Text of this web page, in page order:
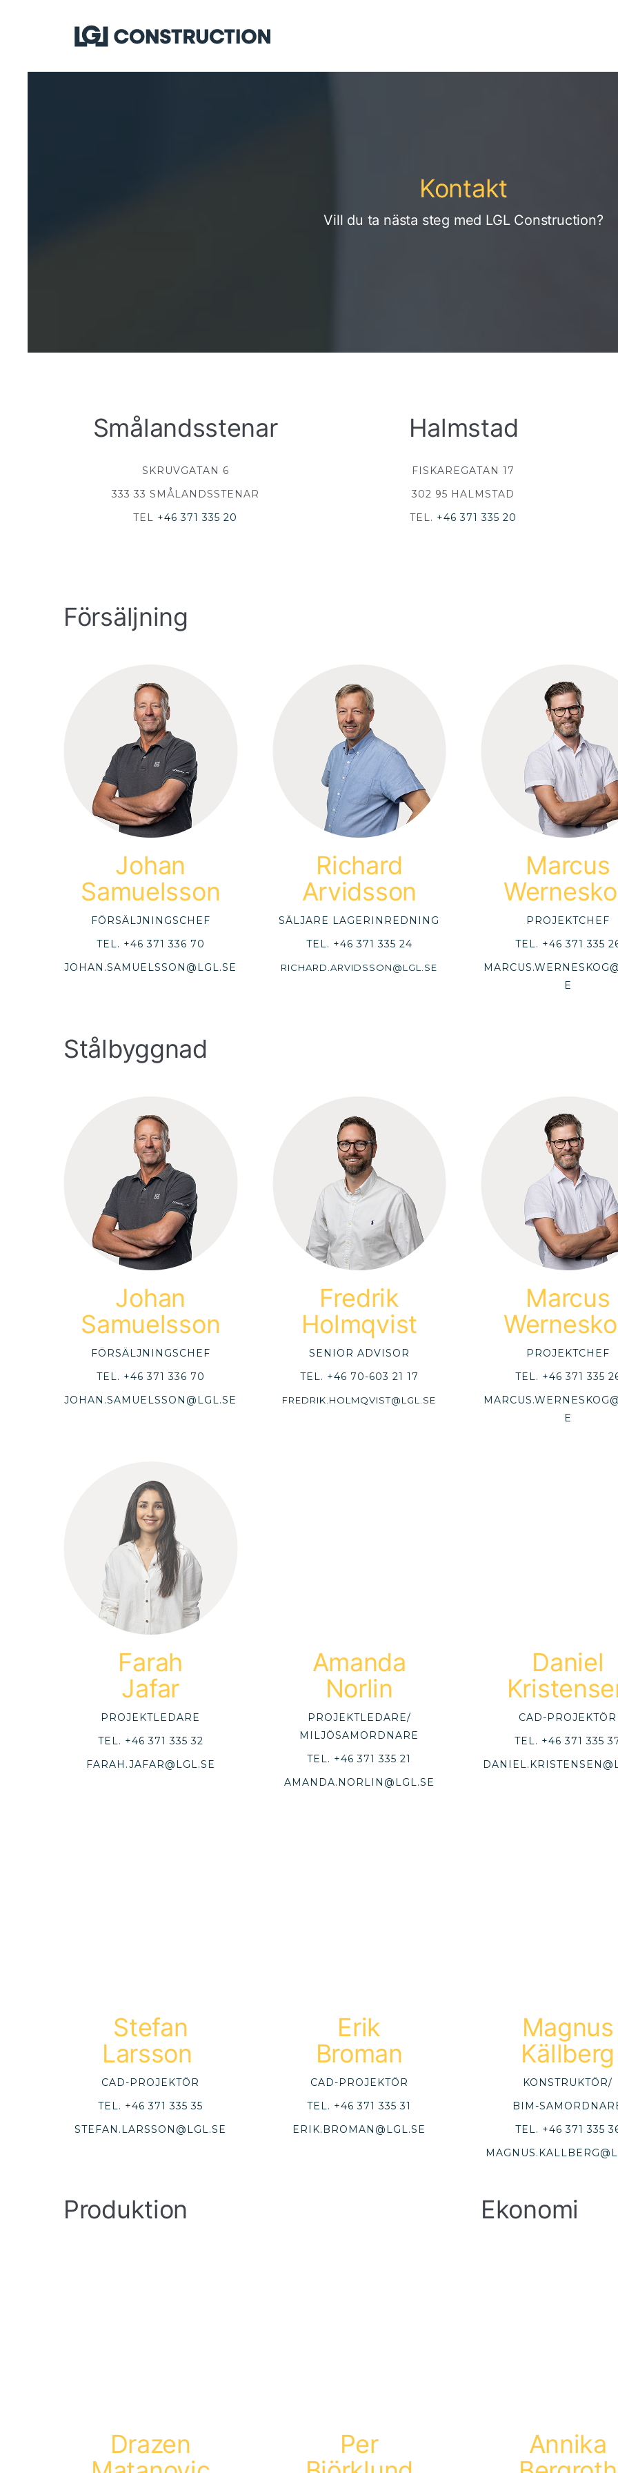
Kontakt
Vill du ta nästa steg med LGL Construction?
Smålandsstenar
SKRUVGATAN 6
333 33 SMÅLANDSSTENAR
TEL +46 371 335 20
Halmstad
FISKAREGATAN 17
302 95 HALMSTAD
TEL. +46 371 335 20
Försäljning
Johan
Samuelsson
FÖRSÄLJNINGSCHEF
TEL. +46 371 336 70
JOHAN.SAMUELSSON@LGL.SE
Richard
Arvidsson
SÄLJARE LAGERINREDNING
TEL. +46 371 335 24
RICHARD.ARVIDSSON@LGL.SE
Marcus
PROJEKTCHEF
TEL. +46 371 335
E
Stålbyggnad
Johan
Samuelsson
FÖRSÄLJNINGSCHEF
TEL. +46 371 336 70
JOHAN.SAMUELSSON@LGL.SE
Fredrik
Holmqvist
SENIOR ADVISOR
TEL. +46 70-603 21 17
FREDRIK.HOLMQVIST@LGL.SE
Marcus
PROJEKTCHEF
TEL. +46 371 335
E
Farah
Jafar
PROJEKTLEDARE
TEL. +46 371 335 32
FARAH.JAFAR@LGL.SE
Amanda
Norlin
PROJEKTLEDARE/
MILJÖSAMORDNARE
TEL. +46 371 335 21
AMANDA.NORLIN@LGL.SE
Daniel
CAD-PROJEKTÖR
TEL. +46 371 335
Stefan
Larsson
CAD-PROJEKTÖR
TEL. +46 371 335 35
STEFAN.LARSSON@LGL.SE
Erik
Broman
CAD-PROJEKTÖR
TEL. +46 371 335 31
ERIK.BROMAN@LGL.SE
Magnus
Källberg
KONSTRUKTÖR/
BIM-
TEL. +46 371 335
Produktion
Drazen
Per
Ekonomi
Annika